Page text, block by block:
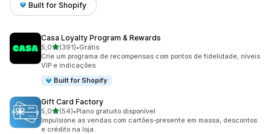
Built for Shopify
Casa Loyalty Program & Rewards
5,0de 5 estrelas
(391)
391 avaliações ao todo
•Grátis
Crie um programa de recompensas com pontos de fidelidade, níveis
VIP e indicações
Built for Shopify
Gift Card Factory
5,0de 5 estrelas
(54)
54 avaliações ao todo
•Plano gratuito disponível
Impulsione as vendas com cartões-presente em massa, descontos
e crédito na loja